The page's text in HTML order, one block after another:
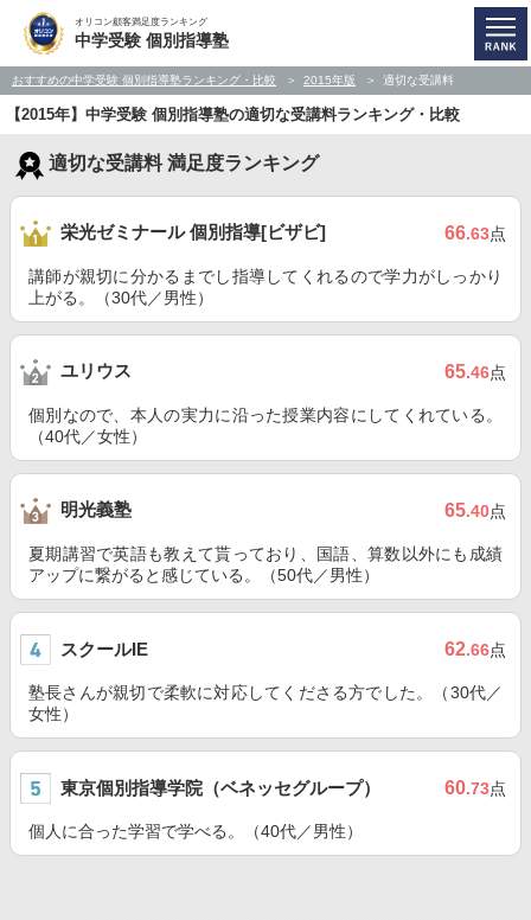
オリコン顧客満足度ランキング
中学受験 個別指導塾
おすすめの中学受験 個別指導塾ランキング・比較 2015年版 適切な受講料
【2015年】中学受験 個別指導塾の適切な受講料ランキング・比較
適切な受講料 満足度ランキング
栄光ゼミナール 個別指導[ビザビ] 66.63点
講師が親切に分かるまでし指導してくれるので学力がしっかり
上がる。（30代／男性）
ユリウス 65.46点
個別なので、本人の実力に沿った授業内容にしてくれている。
（40代／女性）
明光義塾 65.40点
夏期講習で英語も教えて貰っており、国語、算数以外にも成績
アップに繋がると感じている。（50代／男性）
スクールIE 62.66点
塾長さんが親切で柔軟に対応してくださる方でした。（30代／
女性）
東京個別指導学院（ベネッセグループ） 60.73点
個人に合った学習で学べる。（40代／男性）